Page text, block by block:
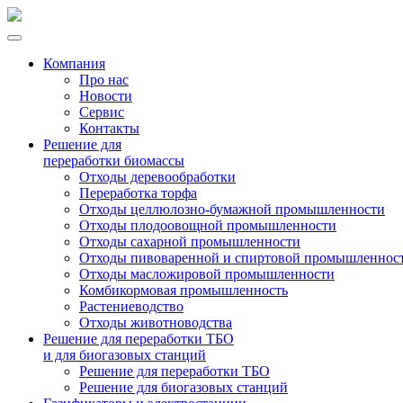
Компания
Про нас
Новости
Сервис
Контакты
Решение для
переработки биомассы
Отходы деревообработки
Переработка торфа
Отходы целлюлозно-бумажной промышленности
Отходы плодоовощной промышленности
Отходы сахарной промышленности
Отходы пивоваренной и спиртовой
Отходы масложировой промышленности
Комбикормовая промышленность
Растениеводство
Отходы животноводства
Решение для переработки ТБО
и для биогазовых станций
Решение для переработки ТБО
Решение для биогазовых станций